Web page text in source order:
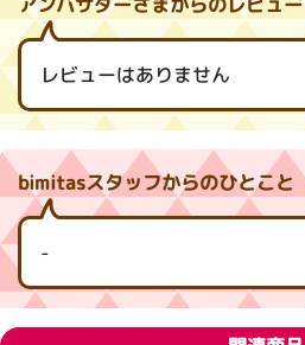
レビューはありません
bimitasスタッフからのひとこと
-